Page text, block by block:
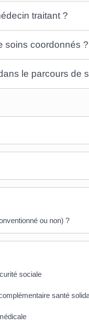
traitant ?
soins coordonnés ?
le parcours de
ou non) ?
sociale
santé